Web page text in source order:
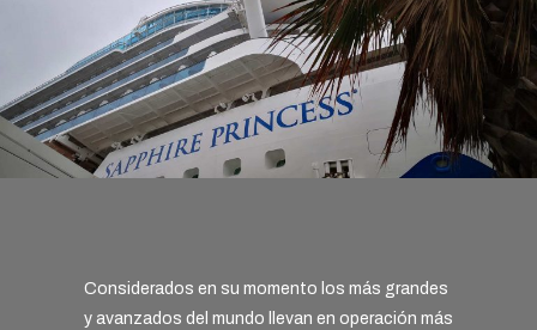
Considerados en su momento los más grandes
y avanzados del mundo llevan en operación más